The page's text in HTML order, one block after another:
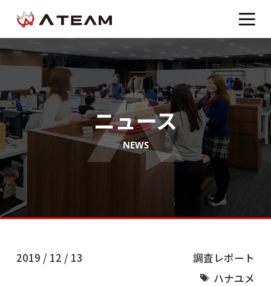
ニュース
NEWS
2019 / 12 / 13
調査レポート
ハナユメ